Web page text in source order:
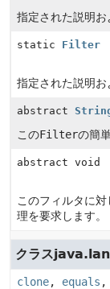
指定された説明
static Filter
指定された説明
abstract
このFilterの簡
abstract void
このフィルタに
理を要求します。
クラス
clone, equals ,